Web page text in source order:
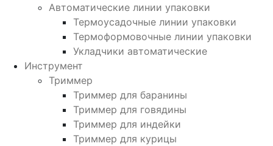
Автоматические линии упаковки
Термоусадочные линии упаковки
Термоформовочные линии упаковки
Укладчики автоматические
Инструмент
Триммер
Триммер для баранины
Триммер для говядины
Триммер для индейки
Триммер для курицы